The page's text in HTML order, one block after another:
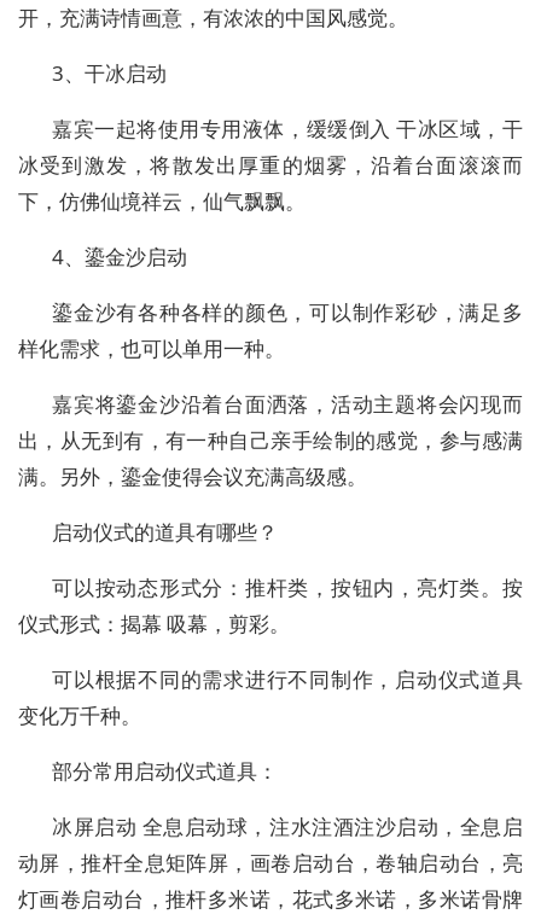
开，充满诗情画意，有浓浓的中国风感觉。
3、干冰启动
嘉宾一起将使用专用液体，缓缓倒入 干冰区域，干
冰受到激发，将散发出厚重的烟雾，沿着台面滚滚而
下，仿佛仙境祥云，仙气飘飘。
4、鎏金沙启动
鎏金沙有各种各样的颜色，可以制作彩砂，满足多
样化需求，也可以单用一种。
嘉宾将鎏金沙沿着台面洒落，活动主题将会闪现而
出，从无到有，有一种自己亲手绘制的感觉，参与感满
满。另外，鎏金使得会议充满高级感。
启动仪式的道具有哪些？
可以按动态形式分：推杆类，按钮内，亮灯类。按
仪式形式：揭幕 吸幕，剪彩。
可以根据不同的需求进行不同制作，启动仪式道具
变化万千种。
部分常用启动仪式道具：
冰屏启动 全息启动球，注水注酒注沙启动，全息启
动屏，推杆全息矩阵屏，画卷启动台，卷轴启动台，亮
灯画卷启动台，推杆多米诺，花式多米诺，多米诺骨牌